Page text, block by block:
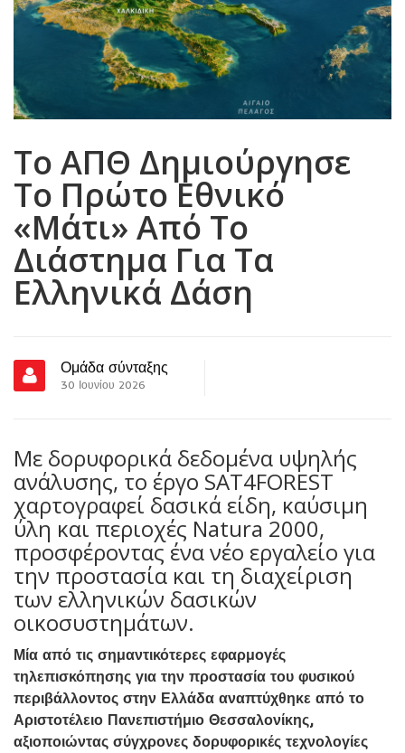
Το ΑΠΘ Δημιούργησε
Το Πρώτο Εθνικό
«μάτι» Από Το
Διάστημα Για Τα
Ελληνικά Δάση
Ομάδα σύνταξης
30 Ιουνίου 2026
Με δορυφορικά δεδομένα υψηλής
ανάλυσης, το έργο SAT4FOREST
χαρτογραφεί δασικά είδη, καύσιμη
ύλη και περιοχές Natura 2000,
προσφέροντας ένα νέο εργαλείο για
την προστασία και τη διαχείριση
των ελληνικών δασικών
οικοσυστημάτων.
Μία από τις σημαντικότερες εφαρμογές
τηλεπισκόπησης για την προστασία του φυσικού
περιβάλλοντος στην Ελλάδα αναπτύχθηκε από το
Αριστοτέλειο Πανεπιστήμιο Θεσσαλονίκης,
αξιοποιώντας σύγχρονες δορυφορικές τεχνολογίες